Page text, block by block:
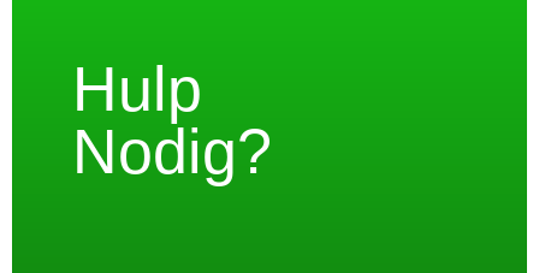
Hulp
Nodig?